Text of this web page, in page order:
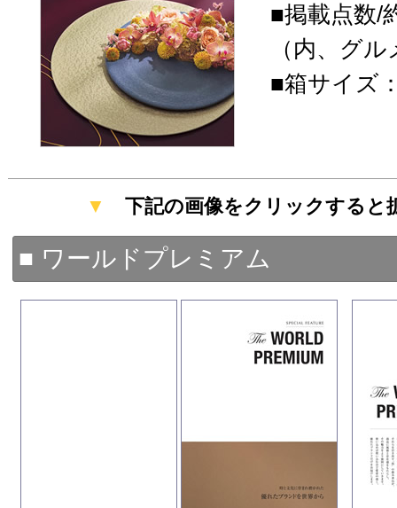
■掲載点数/
（内、グ
■箱サイズ
▼ 下記の画像をクリックする
■ ワールドプレミアム